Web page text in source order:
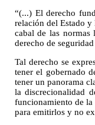
“(...) El derecho
relación del Estado y
cabal de las normas
derecho de
Tal derecho se
tener el gobernado
tener un panorama
la discrecionalidad
funcionamiento de la
para emitirlos y no